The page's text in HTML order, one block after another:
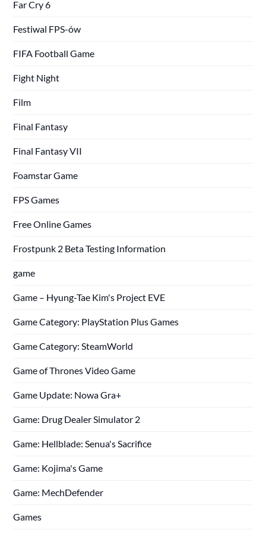
Far Cry 6
Festiwal FPS-ów
FIFA Football Game
Fight Night
Film
Final Fantasy
Final Fantasy VII
Foamstar Game
FPS Games
Free Online Games
Frostpunk 2 Beta Testing Information
game
Game – Hyung-Tae Kim's Project EVE
Game Category: PlayStation Plus Games
Game Category: SteamWorld
Game of Thrones Video Game
Game Update: Nowa Gra+
Game: Drug Dealer Simulator 2
Game: Hellblade: Senua's Sacrifice
Game: Kojima's Game
Game: MechDefender
Games